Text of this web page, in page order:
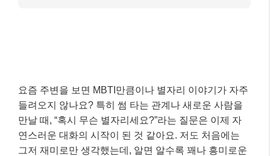
요즘 주변을 보면 MBTI만큼이나 별자리 이야기가 자주
들려오지 않나요? 특히 썸 타는 관계나 새로운 사람을
만날 때, “혹시 무슨 별자리세요?”라는 질문은 이제 자
연스러운 대화의 시작이 된 것 같아요. 저도 처음에는
그저 재미로만 생각했는데, 알면 알수록 꽤나 흥미로운